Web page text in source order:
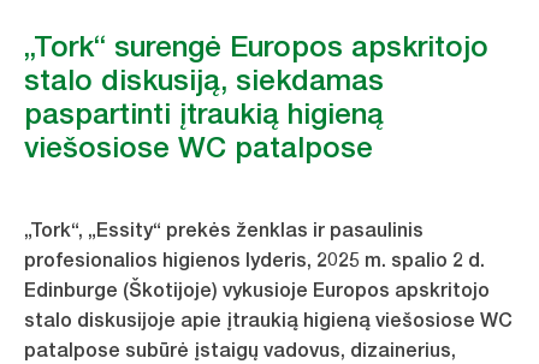
„Tork“ surengė Europos apskritojo
stalo diskusiją, siekdamas
paspartinti įtraukią higieną
viešosiose WC patalpose
„Tork“, „Essity“ prekės ženklas ir pasaulinis
profesionalios higienos lyderis, 2025 m. spalio 2 d.
Edinburge (Škotijoje) vykusioje Europos apskritojo
stalo diskusijoje apie įtraukią higieną viešosiose WC
patalpose subūrė įstaigų vadovus, dizainerius,